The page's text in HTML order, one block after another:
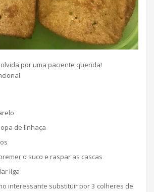
por uma paciente querida!
de linhaça
o suco e raspar as cascas
liga
interessante substituir por 3 colheres de